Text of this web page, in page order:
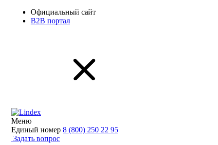
Официальный сайт
B2B портал
Меню
Единый номер 8 (800) 250 22 95
Задать вопрос